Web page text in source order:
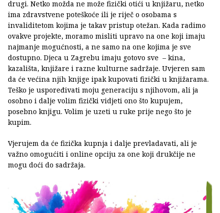
drugi. Netko možda ne može fizički otići u knjižaru, netko
ima zdravstvene poteškoće ili je riječ o osobama s
invaliditetom kojima je takav pristup otežan. Kada radimo
ovakve projekte, moramo misliti upravo na one koji imaju
najmanje mogućnosti, a ne samo na one kojima je sve
dostupno. Djeca u Zagrebu imaju gotovo sve – kina,
kazališta, knjižare i razne kulturne sadržaje. Uvjeren sam
da će većina njih knjige ipak kupovati fizički u knjižarama.
Teško je uspoređivati moju generaciju s njihovom, ali ja
osobno i dalje volim fizički vidjeti ono što kupujem,
posebno knjigu. Volim je uzeti u ruke prije nego što je
kupim.
Vjerujem da će fizička kupnja i dalje prevladavati, ali je
važno omogućiti i online opciju za one koji drukčije ne
mogu doći do sadržaja.